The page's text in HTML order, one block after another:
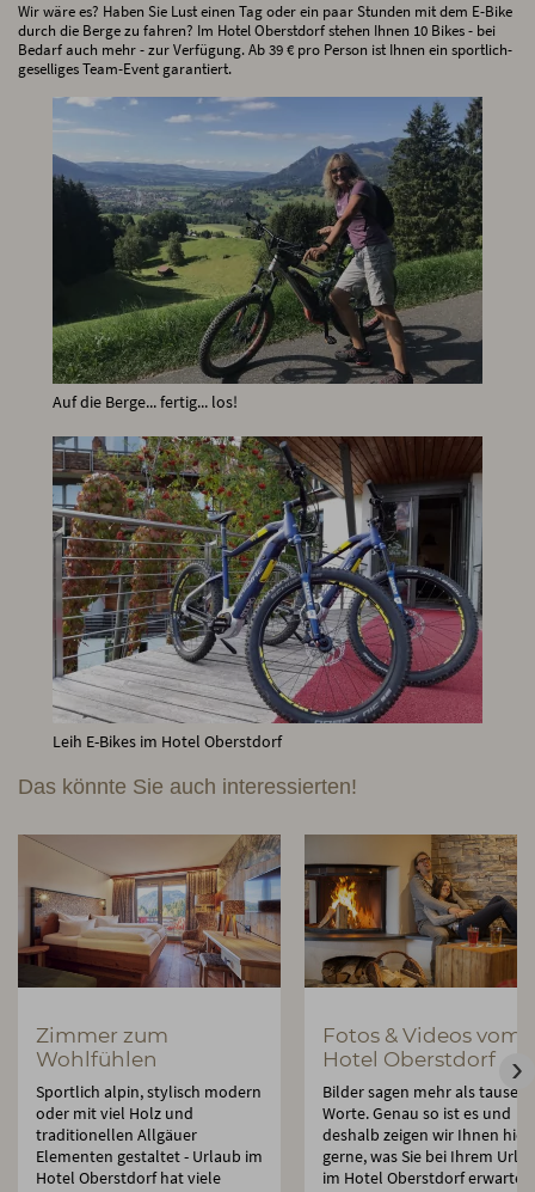
Wir wäre es? Haben Sie Lust einen Tag oder ein paar Stunden mit dem E-Bike
durch die Berge zu fahren? Im Hotel Oberstdorf stehen Ihnen 10 Bikes - bei
Bedarf auch mehr - zur Verfügung. Ab 39 € pro Person ist Ihnen ein sportlich-
geselliges Team-Event garantiert.
Auf die Berge... fertig... los!
Leih E-Bikes im Hotel Oberstdorf
Das könnte Sie auch interessierten!
Zimmer zum
Wohlfühlen
Sportlich alpin, stylisch modern
oder mit viel Holz und
traditionellen Allgäuer
Elementen gestaltet - Urlaub im
Hotel Oberstdorf hat viele
Fotos & Videos vom
Hotel Oberstdorf
Bilder sagen mehr als
Worte. Genau so ist es und
deshalb zeigen wir Ihnen hier
gerne, was Sie bei Ihrem
im Hotel Oberstdorf erwartet.